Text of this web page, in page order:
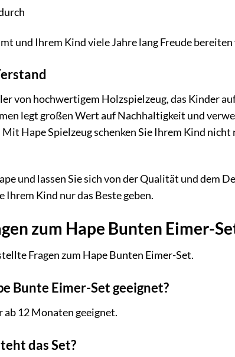
und Ihrem Kind viele Jahre lang Freude
von hochwertigem Holzspielzeug, das Kinder
legt großen Wert auf Nachhaltigkeit und
Hape Spielzeug schenken Sie Ihrem Kind nicht
und lassen Sie sich von der Qualität und dem
Ihrem Kind nur das Beste geben.
zum Hape Bunten Eimer-
Fragen zum Hape Bunten Eimer-Set.
Bunte Eimer-Set geeignet?
12 Monaten geeignet.
das Set?